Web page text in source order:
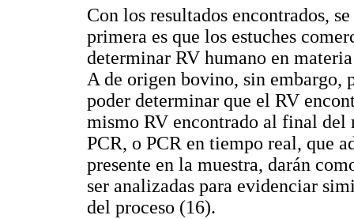
Con los resultados encontrados,
primera es que los estuches
determinar RV humano en
A de origen bovino, sin
poder determinar que el RV
mismo RV encontrado al final del
PCR, o PCR en tiempo real, que
presente en la muestra, darán
ser analizadas para evidenciar
del proceso (16).